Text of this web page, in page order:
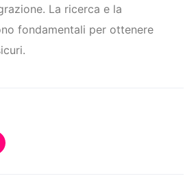
La ricerca e la
fondamentali per ottenere